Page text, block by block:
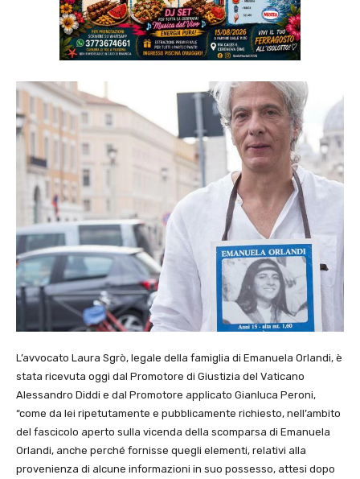
L’avvocato Laura Sgrò, legale della famiglia di Emanuela Orlandi, è
stata ricevuta oggi dal Promotore di Giustizia del Vaticano
Alessandro Diddi e dal Promotore applicato Gianluca Peroni,
“come da lei ripetutamente e pubblicamente richiesto, nell’ambito
del fascicolo aperto sulla vicenda della scomparsa di Emanuela
Orlandi, anche perché fornisse quegli elementi, relativi alla
provenienza di alcune informazioni in suo possesso, attesi dopo